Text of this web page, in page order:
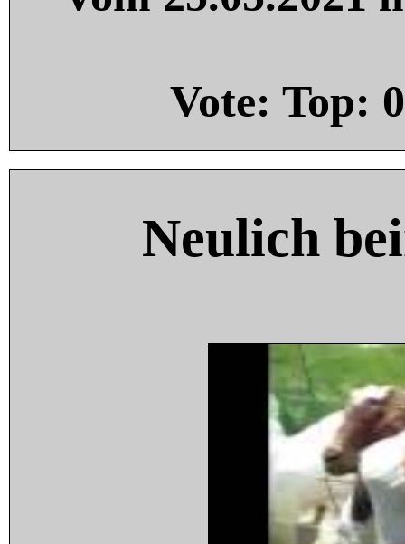
Vote: Top: 0
Neulich